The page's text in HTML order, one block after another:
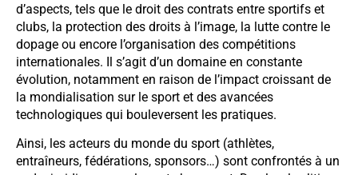
d’aspects, tels que le droit des contrats entre sportifs et
clubs, la protection des droits à l’image, la lutte contre le
dopage ou encore l’organisation des compétitions
internationales. Il s’agit d’un domaine en constante
évolution, notamment en raison de l’impact croissant de
la mondialisation sur le sport et des avancées
technologiques qui bouleversent les pratiques.
Ainsi, les acteurs du monde du sport (athlètes,
entraîneurs, fédérations, sponsors…) sont confrontés à un